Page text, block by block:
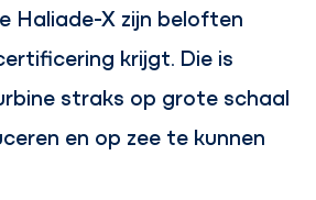
Haliade-X zijn beloften
krijgt. Die is
straks op grote schaal
en op zee te kunnen